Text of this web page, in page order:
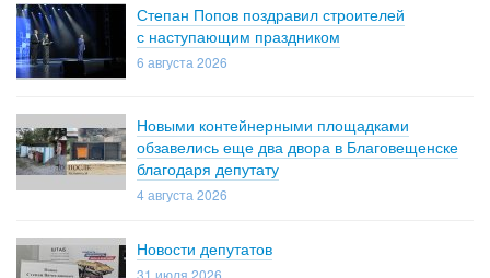
Степан Попов поздравил строителей
с наступающим праздником
6 августа 2026
Новыми контейнерными площадками
обзавелись еще два двора в Благовещенске
благодаря депутату
4 августа 2026
Новости депутатов